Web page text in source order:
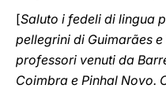
[Saluto i fedeli di lingua
pellegrini di Guimarães
professori venuti da
Coimbra e Pinhal Novo.